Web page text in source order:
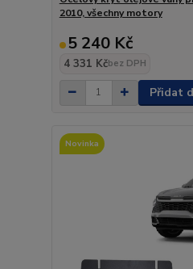
2010, všechny motory
5 240 Kč
4 331 Kčbez DPH
Přidat
Novinka